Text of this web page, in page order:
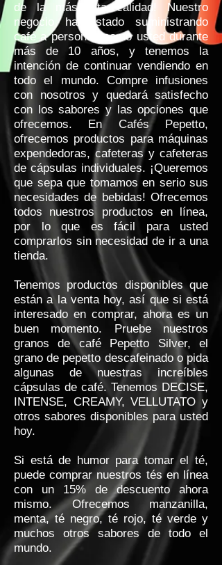
de la más alta calidad! Nuestro
negocio ha estado suministrando
café a personas como usted durante
más de 10 años, y tenemos la
intención de continuar vendiendo en
todo el mundo. Compre infusiones
con nosotros y quedará satisfecho
con los sabores y las opciones que
ofrecemos. En Cafés Pepetto,
ofrecemos productos para máquinas
expendedoras, cafeteras y cafeteras
de cápsulas individuales. ¡Queremos
que sepa que tomamos en serio sus
necesidades de bebidas! Ofrecemos
todos nuestros productos en línea,
por lo que es fácil para usted
comprarlos sin necesidad de ir a una
tienda.
Tenemos productos disponibles que
están a la venta hoy, así que si está
interesado en comprar, ahora es un
buen momento. Pruebe nuestros
granos de café Pepetto Silver, el
grano de pepetto descafeinado o pida
algunas de nuestras increíbles
cápsulas de café. Tenemos DECISE,
INTENSE, CREAMY, VELLUTATO y
otros sabores disponibles para usted
hoy.
Si está de humor para tomar el té,
puede comprar nuestros tés en línea
con un 15% de descuento ahora
mismo. Ofrecemos manzanilla,
menta, té negro, té rojo, té verde y
muchos otros sabores de todo el
mundo.